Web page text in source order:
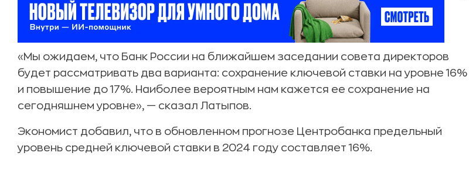
«Мы ожидаем, что Банк России на ближайшем заседании совета директоров
будет рассматривать два варианта: сохранение ключевой ставки на уровне 16%
и повышение до 17%. Наиболее вероятным нам кажется ее сохранение на
сегодняшнем уровне», — сказал Латыпов.
Экономист добавил, что в обновленном прогнозе Центробанка предельный
уровень средней ключевой ставки в 2024 году составляет 16%.